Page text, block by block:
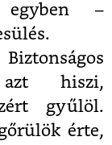
egyben –
hiszi,
gyűlöl.
érte,